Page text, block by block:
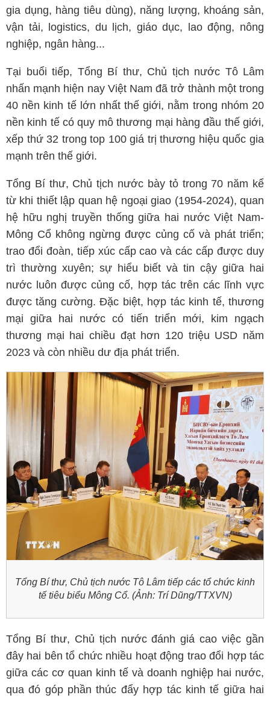
gia dụng, hàng tiêu dùng), năng lượng, khoáng sản,
vận tải, logistics, du lịch, giáo dục, lao động, nông
nghiệp, ngân hàng...
Tại buổi tiếp, Tổng Bí thư, Chủ tịch nước Tô Lâm
nhấn mạnh hiện nay Việt Nam đã trở thành một trong
40 nền kinh tế lớn nhất thế giới, nằm trong nhóm 20
nền kinh tế có quy mô thương mại hàng đầu thế giới,
xếp thứ 32 trong top 100 giá trị thương hiệu quốc gia
mạnh trên thế giới.
Tổng Bí thư, Chủ tịch nước bày tỏ trong 70 năm kể
từ khi thiết lập quan hệ ngoại giao (1954-2024), quan
hệ hữu nghị truyền thống giữa hai nước Việt Nam-
Mông Cổ không ngừng được củng cố và phát triển;
trao đổi đoàn, tiếp xúc cấp cao và các cấp được duy
trì thường xuyên; sự hiểu biết và tin cậy giữa hai
nước luôn được củng cố, hợp tác trên các lĩnh vực
được tăng cường. Đặc biệt, hợp tác kinh tế, thương
mại giữa hai nước có tiến triển mới, kim ngạch
thương mại hai chiều đạt hơn 120 triệu USD năm
2023 và còn nhiều dư địa phát triển.
Tổng Bí thư, Chủ tịch nước Tô Lâm tiếp các tổ chức kinh
tế tiêu biểu Mông Cổ. (Ảnh: Trí Dũng/TTXVN)
Tổng Bí thư, Chủ tịch nước đánh giá cao việc gần
đây hai bên tổ chức nhiều hoạt động trao đổi hợp tác
giữa các cơ quan kinh tế và doanh nghiệp hai nước,
qua đó góp phần thúc đẩy hợp tác kinh tế giữa hai